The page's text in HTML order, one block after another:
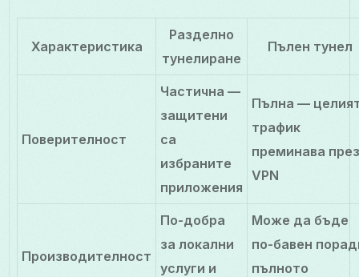
Характеристика
Разделно
тунелиране
Пълен тунел
Поверителност
Частична —
защитени
са
избраните
приложения
Пълна —
трафик
преминава
VPN
Производителност
По-добра
за локални
услуги и
Може да бъде
по-бавен
пълното